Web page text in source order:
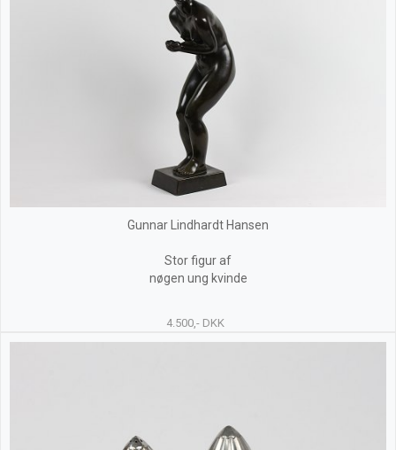
Gunnar Lindhardt Hansen
Stor figur af
nøgen ung kvinde
4.500,- DKK